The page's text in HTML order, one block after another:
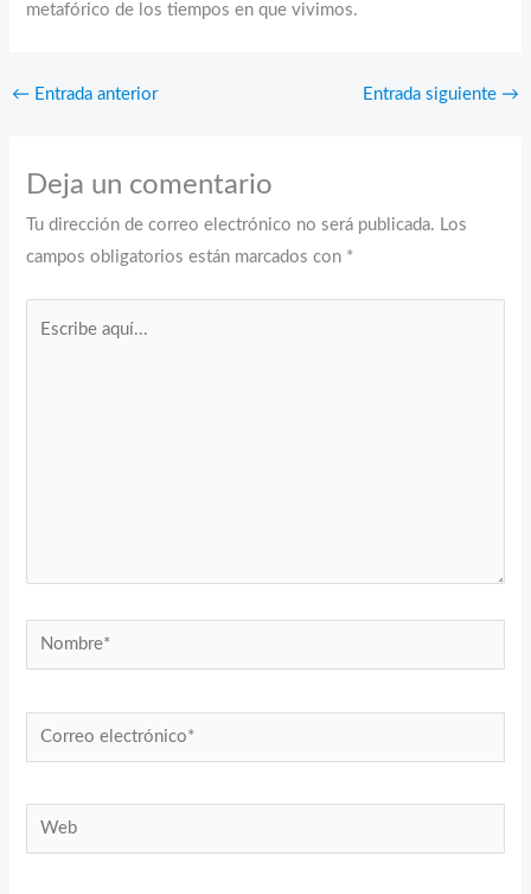
metafórico de los tiempos en que vivimos.
← Entrada anterior Entrada siguiente →
Deja un comentario
Tu dirección de correo electrónico no será publicada. Los
campos obligatorios están marcados con *
Nombre*
Correo
electrónico*
Web